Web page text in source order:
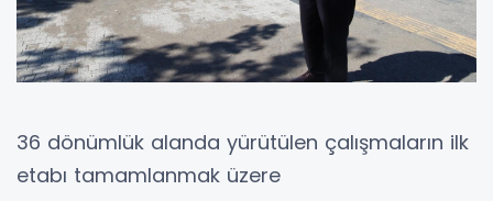
36 dönümlük alanda yürütülen çalışmaların ilk
etabı tamamlanmak üzere